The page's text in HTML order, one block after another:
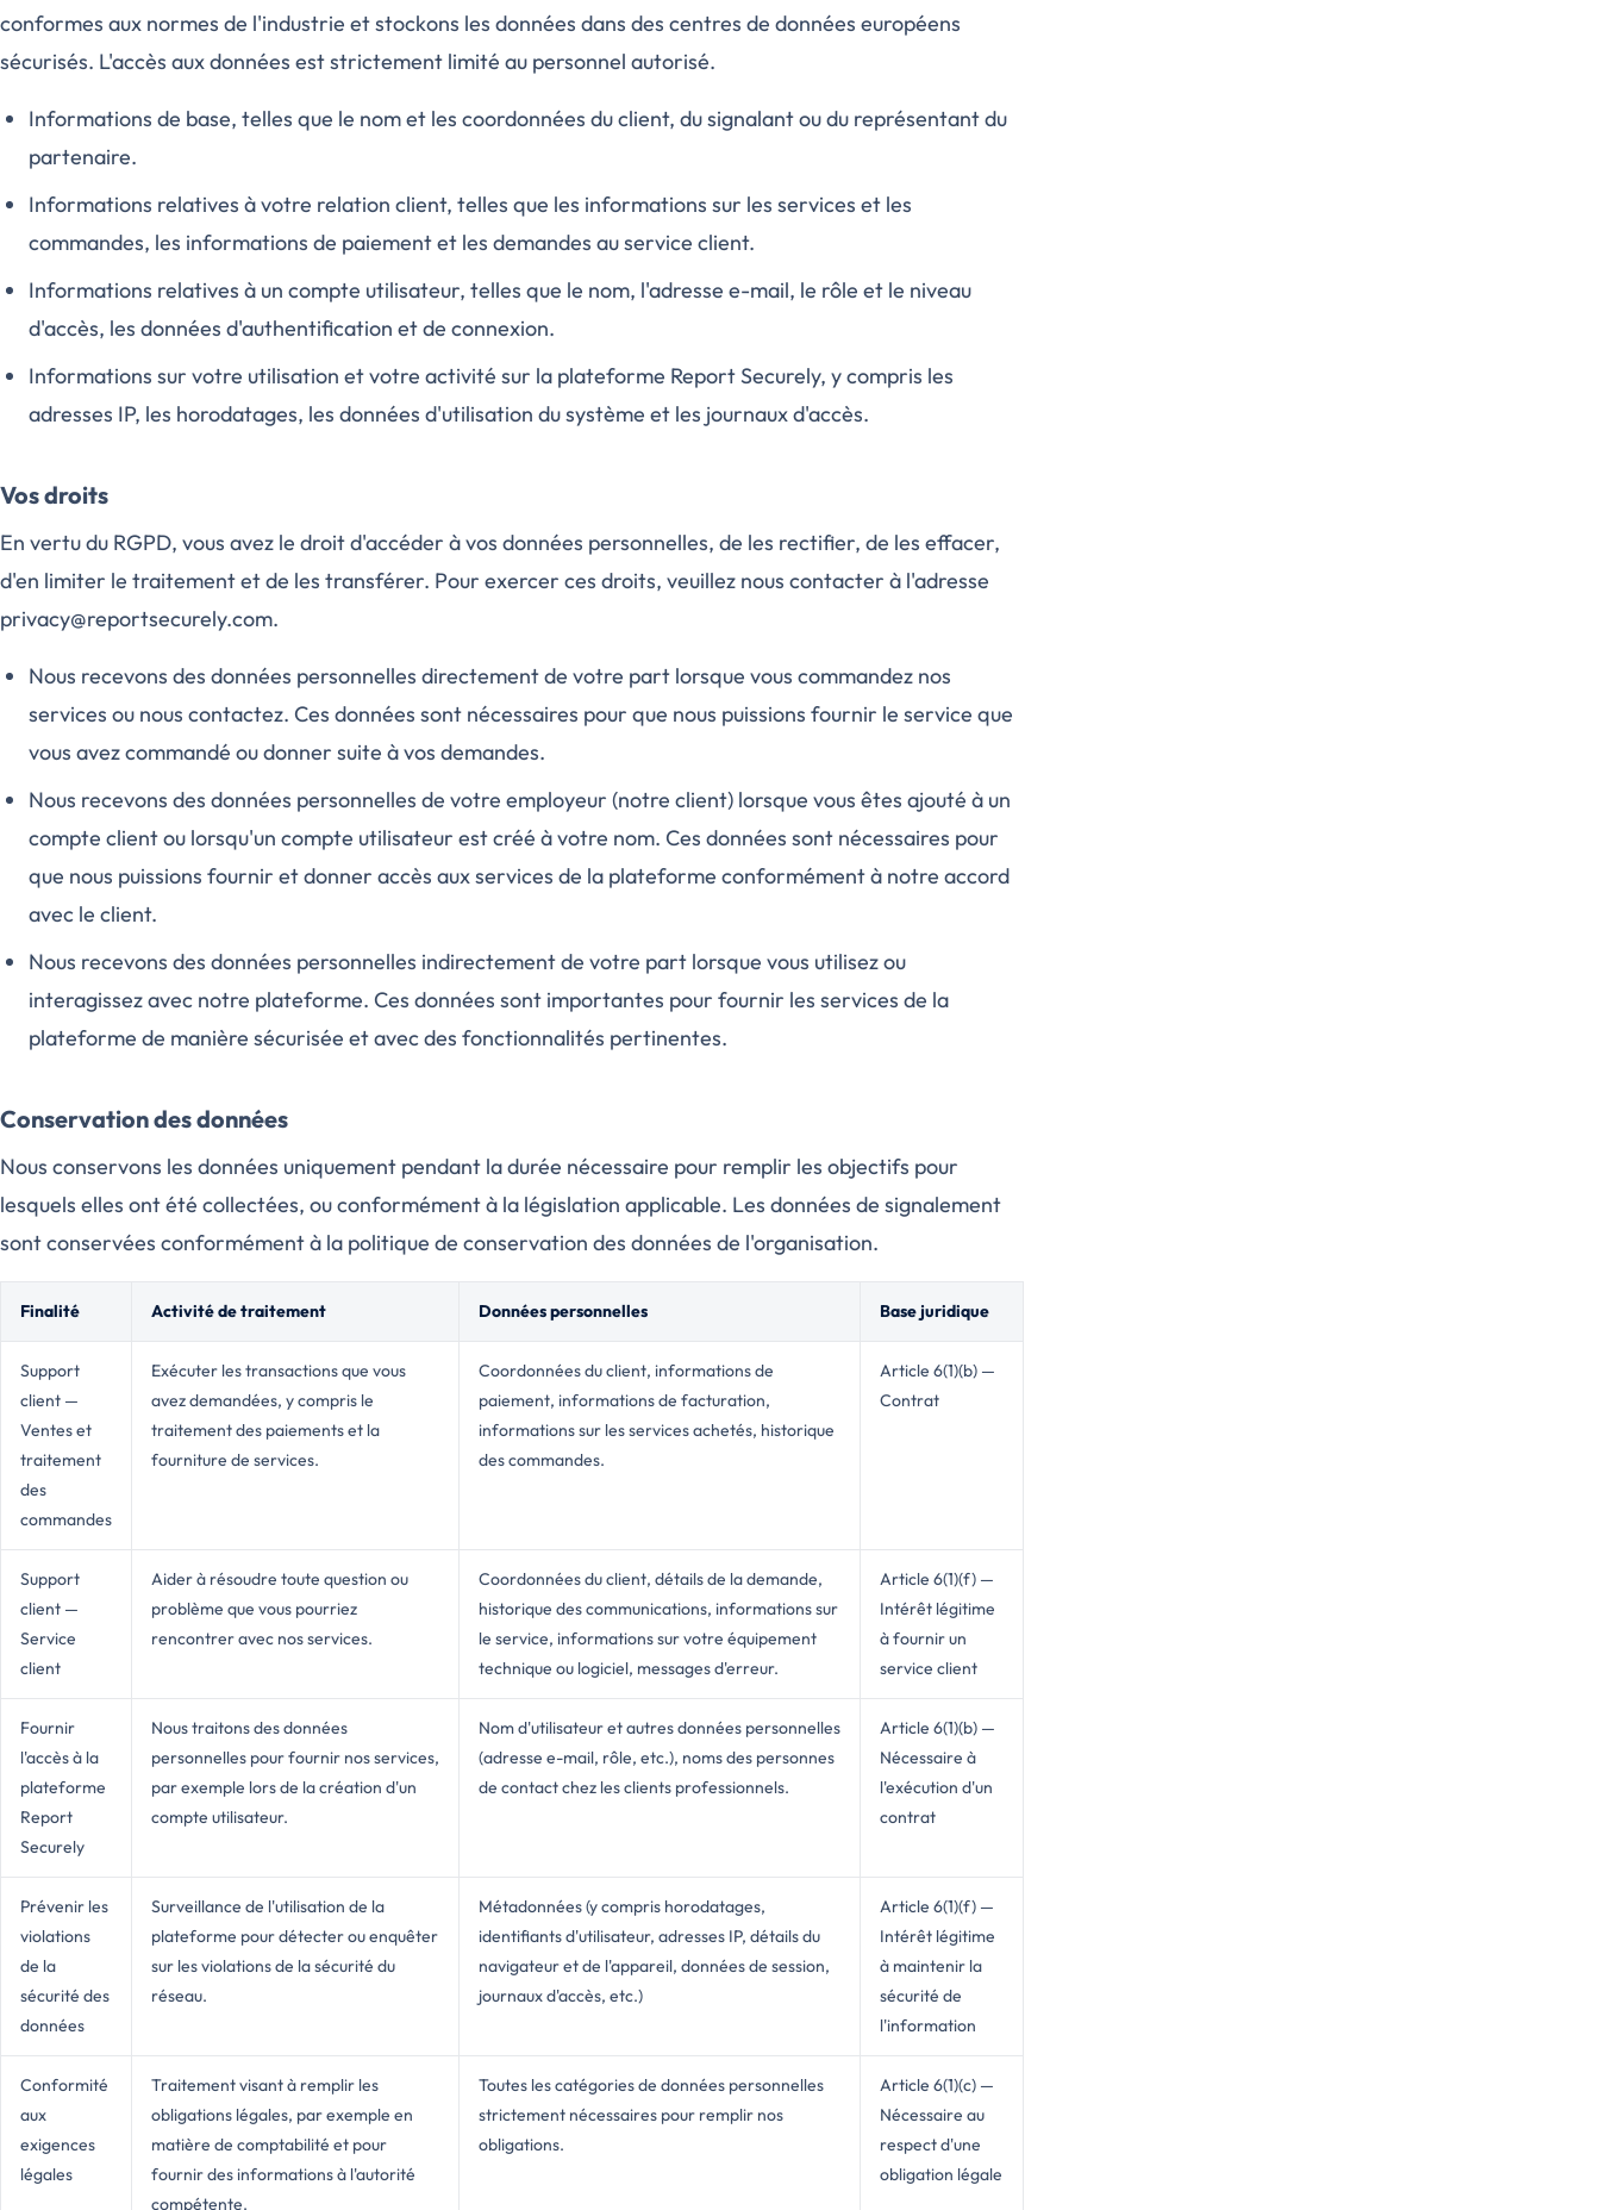
conformes aux normes de l'industrie et stockons les données dans des centres de données européens
sécurisés. L'accès aux données est strictement limité au personnel autorisé.
Informations de base, telles que le nom et les coordonnées du client, du signalant ou du représentant du
partenaire.
Informations relatives à votre relation client, telles que les informations sur les services et les
commandes, les informations de paiement et les demandes au service client.
Informations relatives à un compte utilisateur, telles que le nom, l'adresse e-mail, le rôle et le niveau
d'accès, les données d'authentification et de connexion.
Informations sur votre utilisation et votre activité sur la plateforme Report Securely, y compris les
adresses IP, les horodatages, les données d'utilisation du système et les journaux d'accès.
Vos droits
En vertu du RGPD, vous avez le droit d'accéder à vos données personnelles, de les rectifier, de les effacer,
d'en limiter le traitement et de les transférer. Pour exercer ces droits, veuillez nous contacter à l'adresse
privacy@reportsecurely.com.
Nous recevons des données personnelles directement de votre part lorsque vous commandez nos
services ou nous contactez. Ces données sont nécessaires pour que nous puissions fournir le service que
vous avez commandé ou donner suite à vos demandes.
Nous recevons des données personnelles de votre employeur (notre client) lorsque vous êtes ajouté à un
compte client ou lorsqu'un compte utilisateur est créé à votre nom. Ces données sont nécessaires pour
que nous puissions fournir et donner accès aux services de la plateforme conformément à notre accord
avec le client.
Nous recevons des données personnelles indirectement de votre part lorsque vous utilisez ou
interagissez avec notre plateforme. Ces données sont importantes pour fournir les services de la
plateforme de manière sécurisée et avec des fonctionnalités pertinentes.
Conservation des données
Nous conservons les données uniquement pendant la durée nécessaire pour remplir les objectifs pour
lesquels elles ont été collectées, ou conformément à la législation applicable. Les données de signalement
sont conservées conformément à la politique de conservation des données de l'organisation.
Finalité Activité de traitement Données personnelles Base juridique
Support
client —
Ventes et
traitement
des
commandes
Exécuter les transactions que vous
avez demandées, y compris le
traitement des paiements et la
fourniture de services.
Coordonnées du client, informations de
paiement, informations de facturation,
informations sur les services achetés, historique
des commandes.
Article 6(1)(b) —
Contrat
Support
client —
Service
client
Aider à résoudre toute question ou
problème que vous pourriez
rencontrer avec nos services.
Coordonnées du client, détails de la demande,
historique des communications, informations sur
le service, informations sur votre équipement
technique ou logiciel, messages d'erreur.
Article 6(1)(f) —
Intérêt légitime
à fournir un
service client
Fournir
l'accès à la
plateforme
Report
Securely
Nous traitons des données
personnelles pour fournir nos services,
par exemple lors de la création d'un
compte utilisateur.
Nom d'utilisateur et autres données personnelles
(adresse e-mail, rôle, etc.), noms des personnes
de contact chez les clients professionnels.
Article 6(1)(b) —
Nécessaire à
l'exécution d'un
contrat
Prévenir les
violations
de la
sécurité des
données
Surveillance de l'utilisation de la
plateforme pour détecter ou enquêter
sur les violations de la sécurité du
réseau.
Métadonnées (y compris horodatages,
identifiants d'utilisateur, adresses IP, détails du
navigateur et de l'appareil, données de session,
journaux d'accès, etc.)
Article 6(1)(f) —
Intérêt légitime
à maintenir la
sécurité de
l'information
Conformité
aux
exigences
légales
Traitement visant à remplir les
obligations légales, par exemple en
matière de comptabilité et pour
fournir des informations à l'autorité
compétente.
Toutes les catégories de données personnelles
strictement nécessaires pour remplir nos
obligations.
Article 6(1)(c) —
Nécessaire au
respect d'une
obligation légale